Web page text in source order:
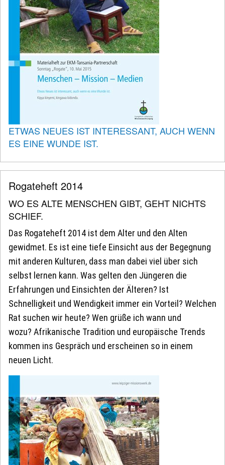
ETWAS NEUES IST INTERESSANT, AUCH WENN
ES EINE WUNDE IST.
Rogateheft 2014
WO ES ALTE MENSCHEN GIBT, GEHT NICHTS
SCHIEF.
Das Rogateheft 2014 ist dem Alter und den Alten
gewidmet. Es ist eine tiefe Einsicht aus der Begegnung
mit anderen Kulturen, dass man dabei viel über sich
selbst lernen kann. Was gelten den Jüngeren die
Erfahrungen und Einsichten der Älteren? Ist
Schnelligkeit und Wendigkeit immer ein Vorteil? Welchen
Rat suchen wir heute? Wen grüße ich wann und
wozu? Afrikanische Tradition und europäische Trends
kommen ins Gespräch und erscheinen so in einem
neuen Licht.